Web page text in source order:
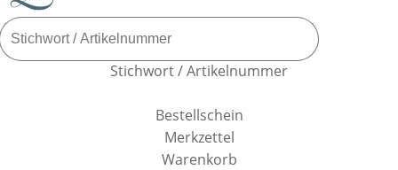
Stichwort / Artikelnummer
Bestellschein
Merkzettel
Warenkorb